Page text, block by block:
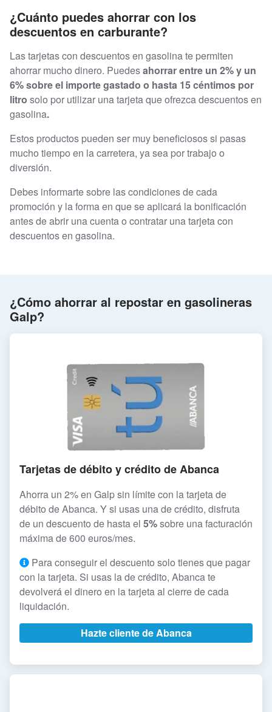
¿Cuánto puedes ahorrar con los
descuentos en carburante?
Las tarjetas con descuentos en gasolina te permiten
ahorrar mucho dinero. Puedesahorrar entre un 2% y un
6% sobre el importe gastado o hasta 15 céntimos por
litro solo por utilizar una tarjeta que ofrezca descuentos en
gasolina.
Estos productos pueden ser muy beneficiosos si pasas
mucho tiempo en la carretera, ya sea por trabajo o
diversión.
Debes informarte sobre las condiciones de cada
promoción y la forma en que se aplicará la bonificación
antes de abrir una cuenta o contratar una tarjeta con
descuentos en gasolina.
¿Cómo ahorrar al repostar en gasolineras
Galp?
Tarjetas de débito y crédito de Abanca
Ahorra un 2% en Galp sin límite con la tarjeta de
débito de Abanca. Y si usas una de crédito, disfruta
de un descuento de hasta el 5%sobre una facturación
máxima de 600 euros/mes.
Para conseguir el descuento solo tienes que pagar
con la tarjeta. Si usas la de crédito, Abanca te
devolverá el dinero en la tarjeta al cierre de cada
liquidación.
Hazte cliente de Abanca